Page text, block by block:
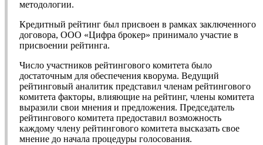
методологии.
Кредитный рейтинг был присвоен в рамках заключенного
договора, ООО «Цифра брокер» принимало участие в
присвоении рейтинга.
Число участников рейтингового комитета было
достаточным для обеспечения кворума. Ведущий
рейтинговый аналитик представил членам рейтингового
комитета факторы, влияющие на рейтинг, члены комитета
выразили свои мнения и предложения. Председатель
рейтингового комитета предоставил возможность
каждому члену рейтингового комитета высказать свое
мнение до начала процедуры голосования.